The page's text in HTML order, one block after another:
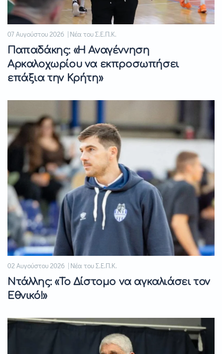
07 Αυγούστου 2026 | Νέα του Σ.Ε.Π.Κ.
Παπαδάκης: «Η Αναγέννηση
Αρκαλοχωρίου να εκπροσωπήσει
επάξια την Κρήτη»
02 Αυγούστου 2026 | Νέα του Σ.Ε.Π.Κ.
Ντάλλης: «Το Δίστομο να αγκαλιάσει τον
Εθνικό!»